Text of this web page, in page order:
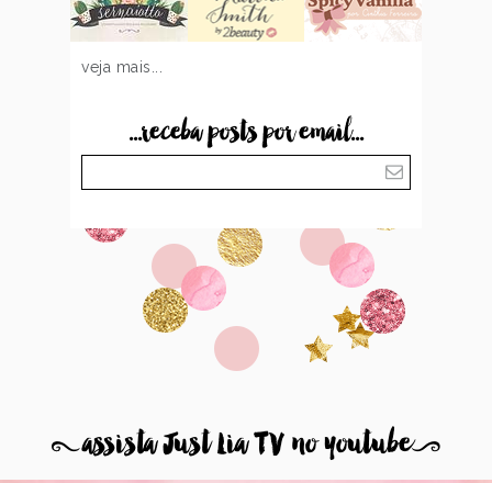
veja mais...
...receba posts por email...
8assista Just Lia TV no youtube9